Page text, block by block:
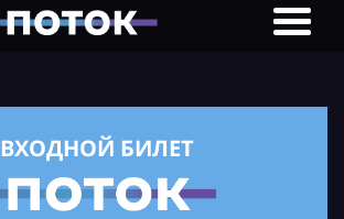
ВХОДНОЙ БИЛЕТ